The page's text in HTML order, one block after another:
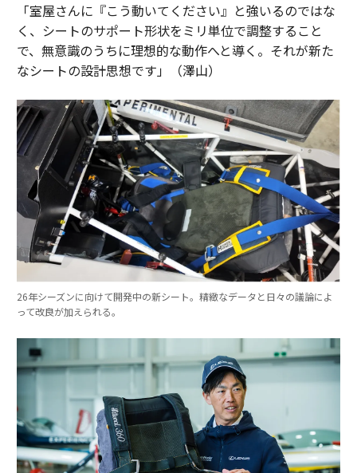
「室屋さんに『こう動いてください』と強いるのではな
く、シートのサポート形状をミリ単位で調整すること
で、無意識のうちに理想的な動作へと導く。それが新た
なシートの設計思想です」（澤山）
26年シーズンに向けて開発中の新シート。精緻なデータと日々の議論によ
って改良が加えられる。